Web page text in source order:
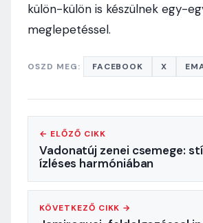
külön-külön is készülnek egy-
meglepetéssel.
OSZD MEG: FACEBOOK X
← ELŐZŐ CIKK
Vadonatúj zenei csemege:
ízléses harmóniában
KÖVETKEZŐ CIKK →